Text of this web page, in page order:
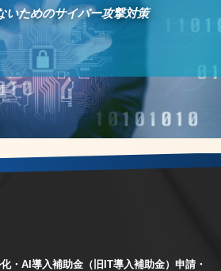
いためのサイバー攻撃対策
・AI導入補助金（旧IT導入補助金）申請・